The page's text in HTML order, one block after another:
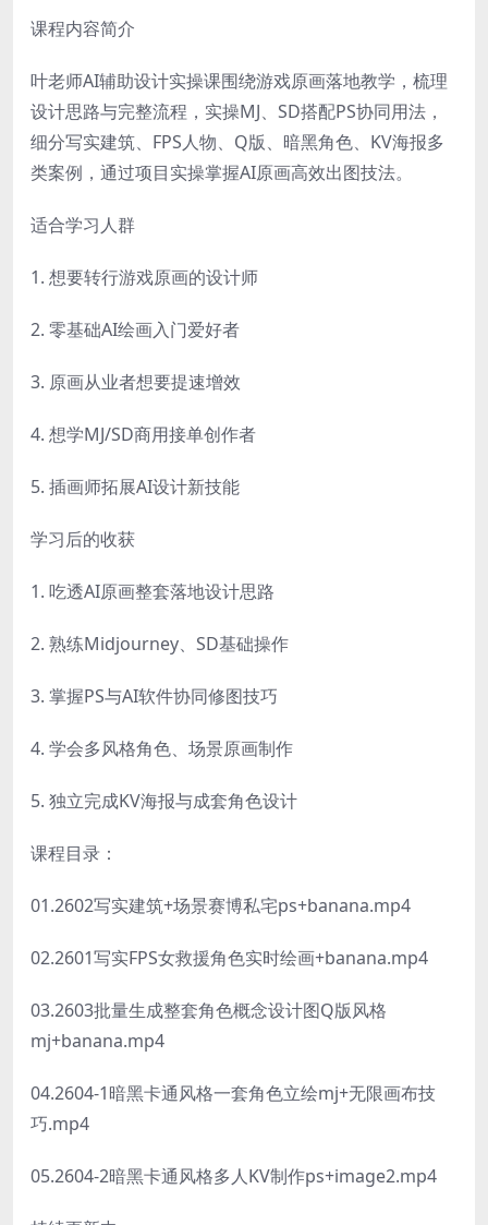
课程内容简介
叶老师AI辅助设计实操课围绕游戏原画落地教学，梳理
设计思路与完整流程，实操MJ、SD搭配PS协同用法，
细分写实建筑、FPS人物、Q版、暗黑角色、KV海报多
类案例，通过项目实操掌握AI原画高效出图技法。
适合学习人群
1. 想要转行游戏原画的设计师
2. 零基础AI绘画入门爱好者
3. 原画从业者想要提速增效
4. 想学MJ/SD商用接单创作者
5. 插画师拓展AI设计新技能
学习后的收获
1. 吃透AI原画整套落地设计思路
2. 熟练Midjourney、SD基础操作
3. 掌握PS与AI软件协同修图技巧
4. 学会多风格角色、场景原画制作
5. 独立完成KV海报与成套角色设计
课程目录：
01.2602写实建筑+场景赛博私宅ps+banana.mp4
02.2601写实FPS女救援角色实时绘画+banana.mp4
03.2603批量生成整套角色概念设计图Q版风格
mj+banana.mp4
04.2604-1暗黑卡通风格一套角色立绘mj+无限画布技
巧.mp4
05.2604-2暗黑卡通风格多人KV制作ps+image2.mp4